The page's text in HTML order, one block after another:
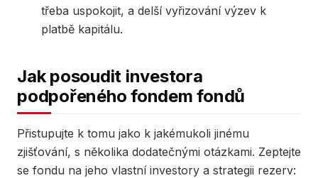
třeba uspokojit, a delší vyřizování výzev k
platbě kapitálu.
Jak posoudit investora
podpořeného fondem fondů
Přistupujte k tomu jako k jakémukoli jinému
zjišťování, s několika dodatečnými otázkami. Zeptejte
se fondu na jeho vlastní investory a strategii rezerv: